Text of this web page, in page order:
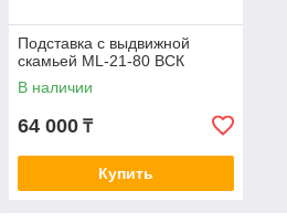
Подставка с выдвижной
скамьей ML-21-80 ВСК
В наличии
64 000 ₸
Купить